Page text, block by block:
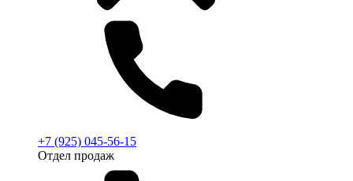
+7 (925) 045-56-15
Отдел продаж